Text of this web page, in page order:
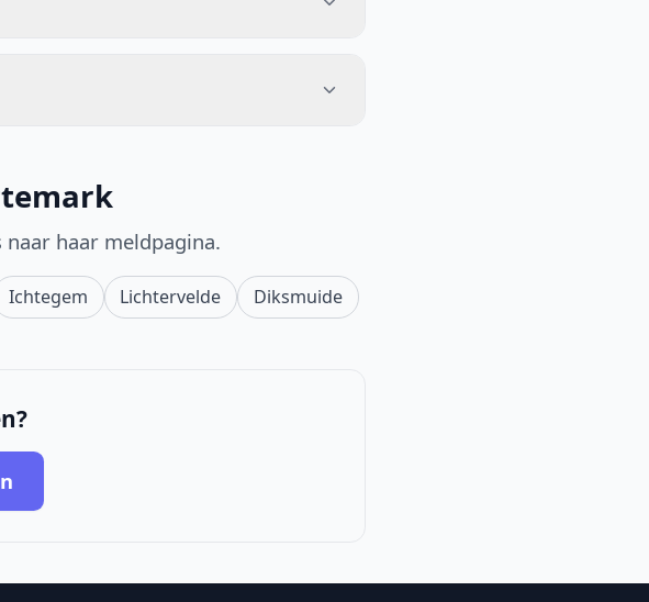
haar meldpagina.
Ichtegem Lichtervelde Diksmuide